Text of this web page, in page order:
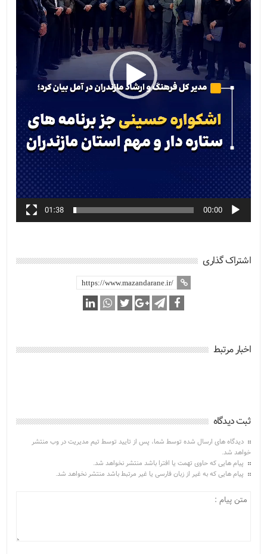
00:00
01:38
اشتراک گذاری
اخبار مرتبط
ثبت دیدگاه
دیدگاه های ارسال شده توسط شما، پس از تایید توسط تیم مدیریت در وب منتشر
خواهد شد.
پیام هایی که حاوی تهمت یا افترا باشد منتشر نخواهد شد.
پیام هایی که به غیر از زبان فارسی یا غیر مرتبط باشد منتشر نخواهد شد.